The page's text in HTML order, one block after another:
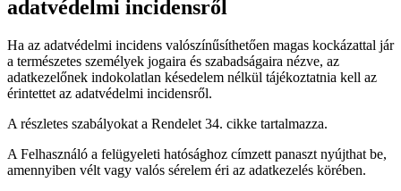
adatvédelmi incidensről
Ha az adatvédelmi incidens valószínűsíthetően magas kockázattal jár
a természetes személyek jogaira és szabadságaira nézve, az
adatkezelőnek indokolatlan késedelem nélkül tájékoztatnia kell az
érintettet az adatvédelmi incidensről.
A részletes szabályokat a Rendelet 34. cikke tartalmazza.
A Felhasználó a felügyeleti hatósághoz címzett panaszt nyújthat be,
amennyiben vélt vagy valós sérelem éri az adatkezelés körében.